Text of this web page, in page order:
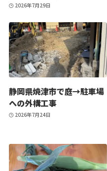
2026年7月29日
静岡県焼津市で庭→駐車場
への外構工事
2026年7月24日